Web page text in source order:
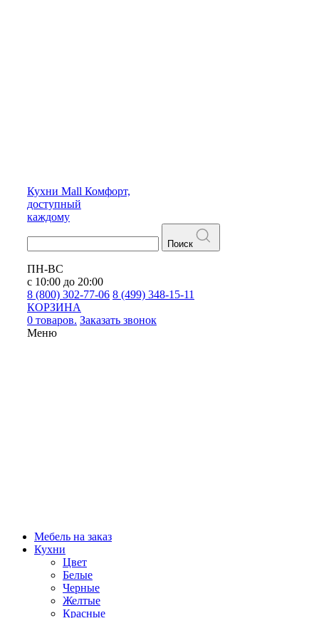
Кухни Mall Комфорт,
доступный
каждому
Поиск
ПН-ВС
с 10:00 до 20:00
8 (800) 302-77-06 8 (499) 348-15-11
КОРЗИНА
0 товаров. Заказать звонок
Меню
Мебель на заказ
Кухни
Цвет
Белые
Черные
Желтые
Красные